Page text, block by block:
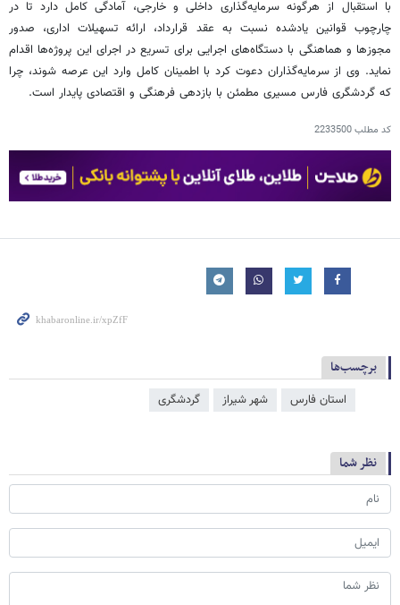
با استقبال از هرگونه سرمایه‌گذاری داخلی و خارجی، آمادگی کامل دارد تا در
چارچوب قوانین یادشده نسبت به عقد قرارداد، ارائه تسهیلات اداری، صدور
مجوزها و هماهنگی با دستگاه‌های اجرایی برای تسریع در اجرای این پروژه‌ها اقدام
نماید. وی از سرمایه‌گذاران دعوت کرد با اطمینان کامل وارد این عرصه شوند، چرا
که گردشگری فارس مسیری مطمئن با بازدهی فرهنگی و اقتصادی پایدار است.
کد مطلب2233500
برچسب‌ها
استان فارس شهر شیراز گردشگری
نظر شما